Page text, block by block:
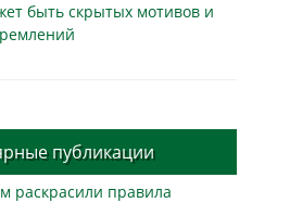
быть скрытых мотивов и
публикации
раскрасили правила